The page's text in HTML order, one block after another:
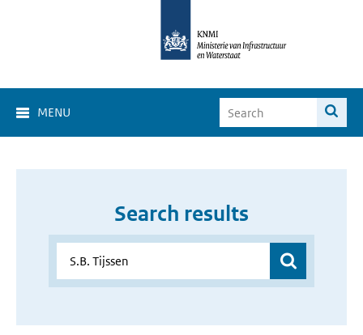
MENU
Search results